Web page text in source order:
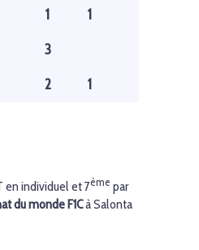
1
1
3
2 1
en individuel et 7ème par
du monde F1Cà Salonta